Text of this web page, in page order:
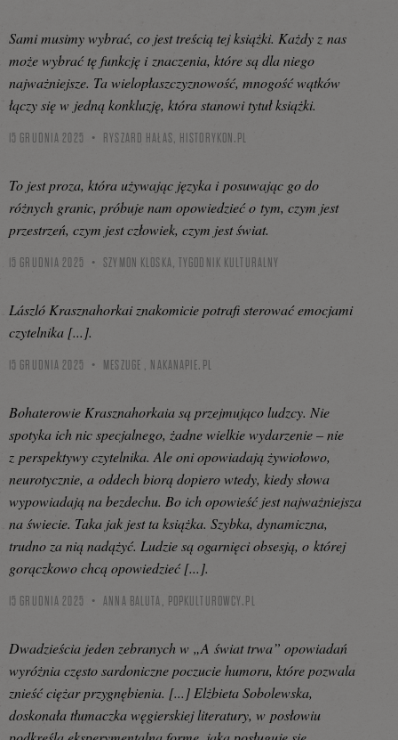
Sami musimy wybrać, co jest treścią tej książki. Każdy z nas
może wybrać tę funkcję i znaczenia, które są dla niego
najważniejsze. Ta wielopłaszczyznowość, mnogość wątków
łączy się w jedną konkluzję, która stanowi tytuł książki.
15 GRUDNIA 2025 RYSZARD HAŁAS, HISTORYKON.PL
To jest proza, która używając języka i posuwając go do
różnych granic, próbuje nam opowiedzieć o tym, czym jest
przestrzeń, czym jest człowiek, czym jest świat.
15 GRUDNIA 2025 SZYMON KLOSKA, TYGODNIK KULTURALNY
László Krasznahorkai znakomicie potrafi sterować emocjami
czytelnika [...].
15 GRUDNIA 2025 MESZUGE , NAKANAPIE.PL
Bohaterowie Krasznahorkaia są przejmująco ludzcy. Nie
spotyka ich nic specjalnego, żadne wielkie wydarzenie – nie
z perspektywy czytelnika. Ale oni opowiadają żywiołowo,
neurotycznie, a oddech biorą dopiero wtedy, kiedy słowa
wypowiadają na bezdechu. Bo ich opowieść jest najważniejsza
na świecie. Taka jak jest ta książka. Szybka, dynamiczna,
trudno za nią nadążyć. Ludzie są ogarnięci obsesją, o której
gorączkowo chcą opowiedzieć [...].
15 GRUDNIA 2025 ANNA BALUTA, POPKULTUROWCY.PL
Dwadzieścia jeden zebranych w „A świat trwa” opowiadań
wyróżnia często sardoniczne poczucie humoru, które pozwala
znieść ciężar przygnębienia. [...] Elżbieta Sobolewska,
doskonała tłumaczka węgierskiej literatury, w posłowiu